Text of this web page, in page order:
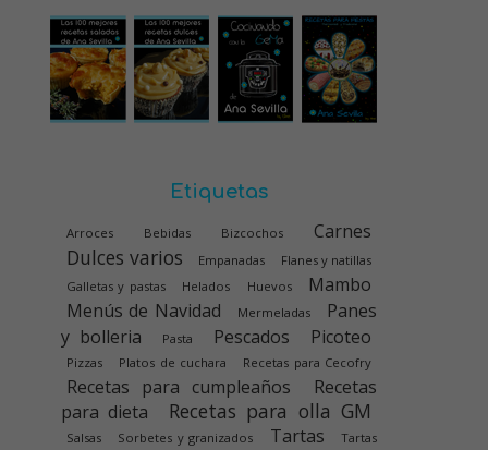
Etiquetas
Arroces Bebidas Bizcochos Carnes
Dulces varios Empanadas
Flanes y natillas
Galletas y pastas
Helados Huevos
Mambo
Menús de Navidad
Mermeladas
Panes
y bolleria
Pasta Pescados Picoteo
Pizzas Platos de cuchara Recetas para Cecofry
Recetas para cumpleaños
Recetas
para dieta
Recetas para olla GM
Salsas Sorbetes y granizados Tartas
Tartas